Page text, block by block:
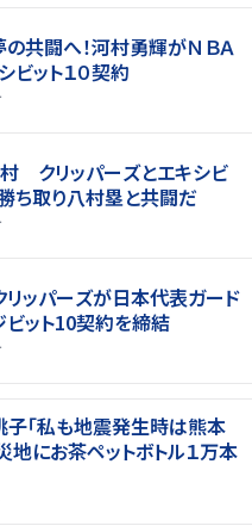
の共闘へ！河村勇輝がＮＢＡ
ビット１０契約
クリッパーズとエキシビ
ち取り八村塁と共闘だ
ッパーズが日本代表ガード
ット10契約を締結
子「私も地震発生時は熊本
地にお茶ペットボトル１万本